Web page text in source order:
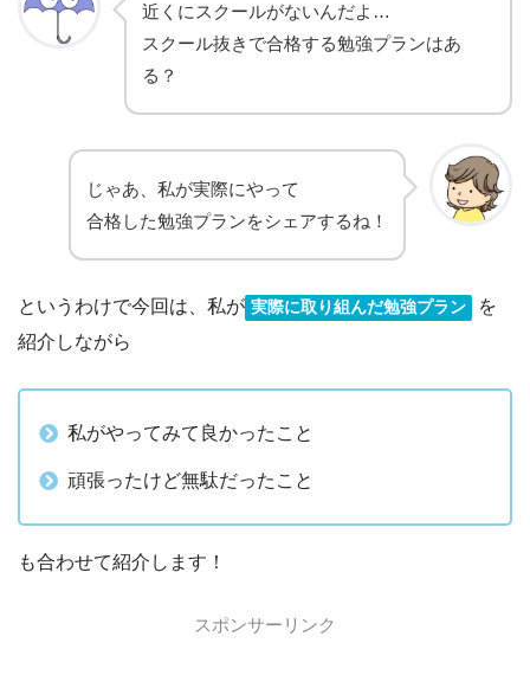
近くにスクールがないんだよ…
スクール抜きで合格する勉強プランはあ
る？
じゃあ、私が実際にやって
合格した勉強プランをシェアするね！
というわけで今回は、私が 実際に取り組んだ勉強プラン
を
紹介しながら
私がやってみて良かったこと
頑張ったけど無駄だったこと
も合わせて紹介します！
スポンサーリンク